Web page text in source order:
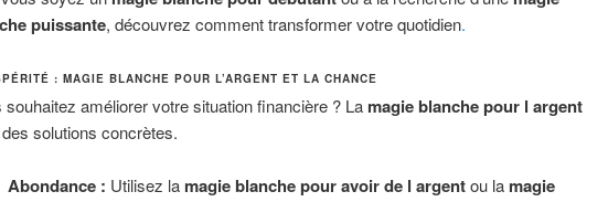
puissante, découvrez comment transformer votre quotidien.
: MAGIE BLANCHE POUR L’ARGENT ET LA CHANCE
souhaitez améliorer votre situation financière ? La magie blanche pour l argent
solutions concrètes.
Abondance : Utilisez la magie blanche pour avoir de l argentou la magie